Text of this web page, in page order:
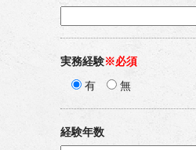
実務経験※必須
有
無
経験年数